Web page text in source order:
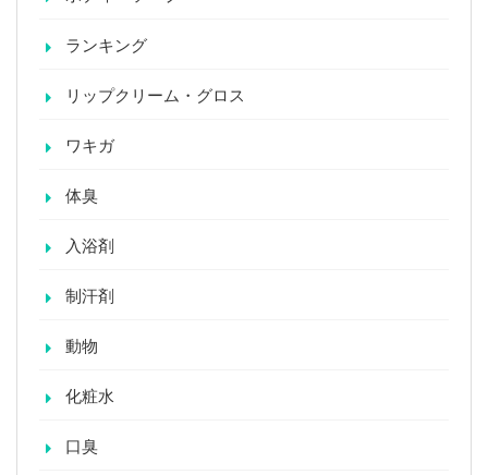
ランキング
リップクリーム・グロス
ワキガ
体臭
入浴剤
制汗剤
動物
化粧水
口臭